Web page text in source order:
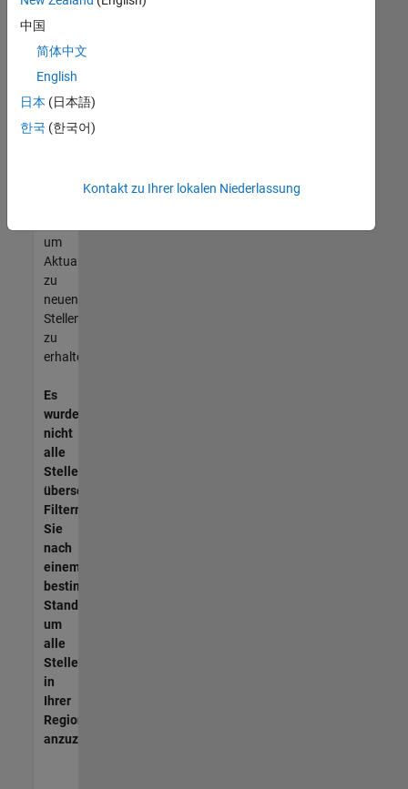
können,
die
Ihren
entsprechen,
werden
unseres
um
Aktualisierungen
zu
neuen
Stellenangeboten
zu
erhalten.
Es
wurden
nicht
alle
Stellen
übersetzt.
Filtern
Sie
nach
einem
bestimmten
Standort,
um
alle
Stellenangebote
in
Ihrer
Region
anzuzeigen.
中国
简体中文
English
日本 (日本語)
한국 (한국어)
Kontakt zu Ihrer lokalen Niederlassung